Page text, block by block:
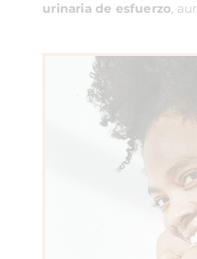
urinaria de esfuerzo,